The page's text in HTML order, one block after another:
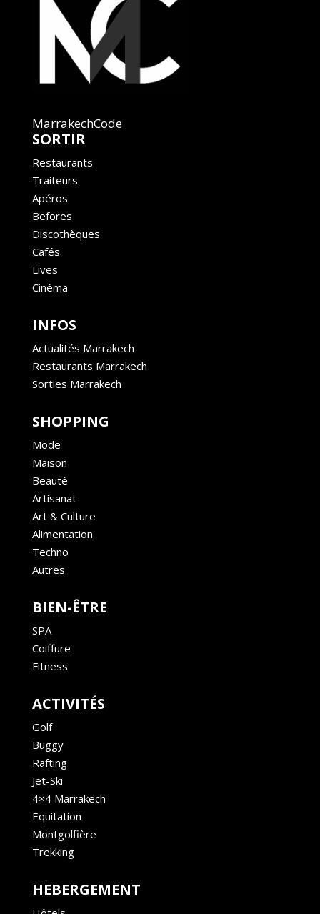
MarrakechCode
SORTIR
Restaurants
Traiteurs
Apéros
Befores
Discothèques
Cafés
Lives
Cinéma
INFOS
Actualités Marrakech
Restaurants Marrakech
Sorties Marrakech
SHOPPING
Mode
Maison
Beauté
Artisanat
Art & Culture
Alimentation
Techno
Autres
BIEN-ÊTRE
SPA
Coiffure
Fitness
ACTIVITÉS
Golf
Buggy
Rafting
Jet-Ski
4×4 Marrakech
Equitation
Montgolfière
Trekking
HEBERGEMENT